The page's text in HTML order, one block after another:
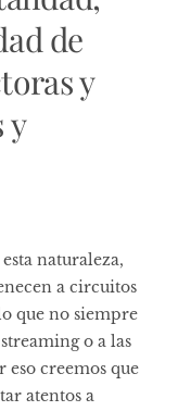
de
y
y
naturaleza,
a circuitos
que no siempre
o a las
eso creemos que
atentos a